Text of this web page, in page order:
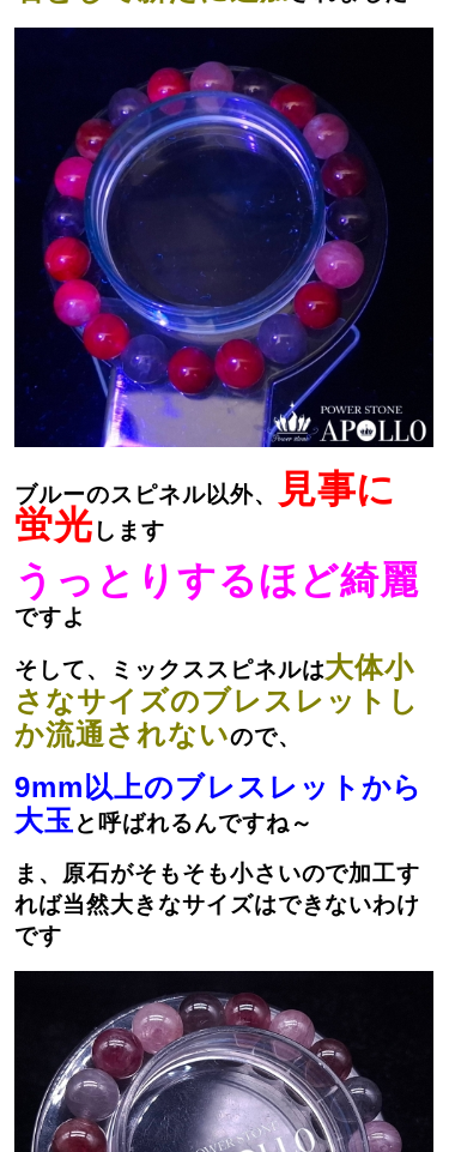
ブルーのスピネル以外、
見事に
蛍光 します
うっとりするほど綺麗
ですよ
そして、ミックススピネルは大体小
さなサイズのブレスレットし
か流通されないので、
9mm以上のブレスレットから
大玉と呼ばれるんですね～
ま、原石がそもそも小さいので加工す
れば当然大きなサイズはできないわけ
です